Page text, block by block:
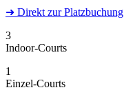
➜ Direkt zur Platzbuchung
3
Indoor-Courts
1
Einzel-Courts